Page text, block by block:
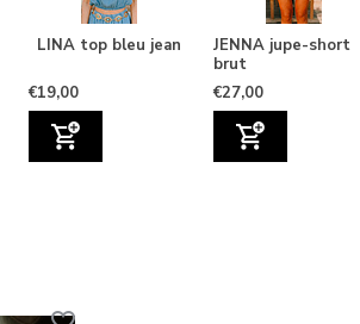
LINA top bleu jean
€19,00
JENNA jupe-short
brut
€27,00